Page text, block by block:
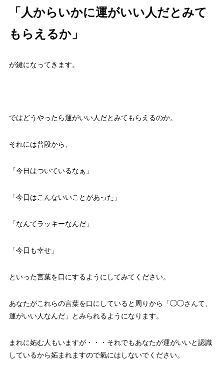
「人からいかに運がいい人だとみて
もらえるか」
が鍵になってきます。
ではどうやったら運がいい人だとみてもらえるのか。
それには普段から、
「今日はついているなぁ」
「今日はこんないいことがあった」
「なんてラッキーなんだ」
「今日も幸せ」
といった言葉を口にするようにしてみてください。
あなたがこれらの言葉を口にしていると周りから「◯◯さんて、
運がいい人なんだ」とみられるようになります。
まれに妬む人もいますが・・・それでもあなたが運がいいと認識
しているから妬まれますので氣にはしないでください。